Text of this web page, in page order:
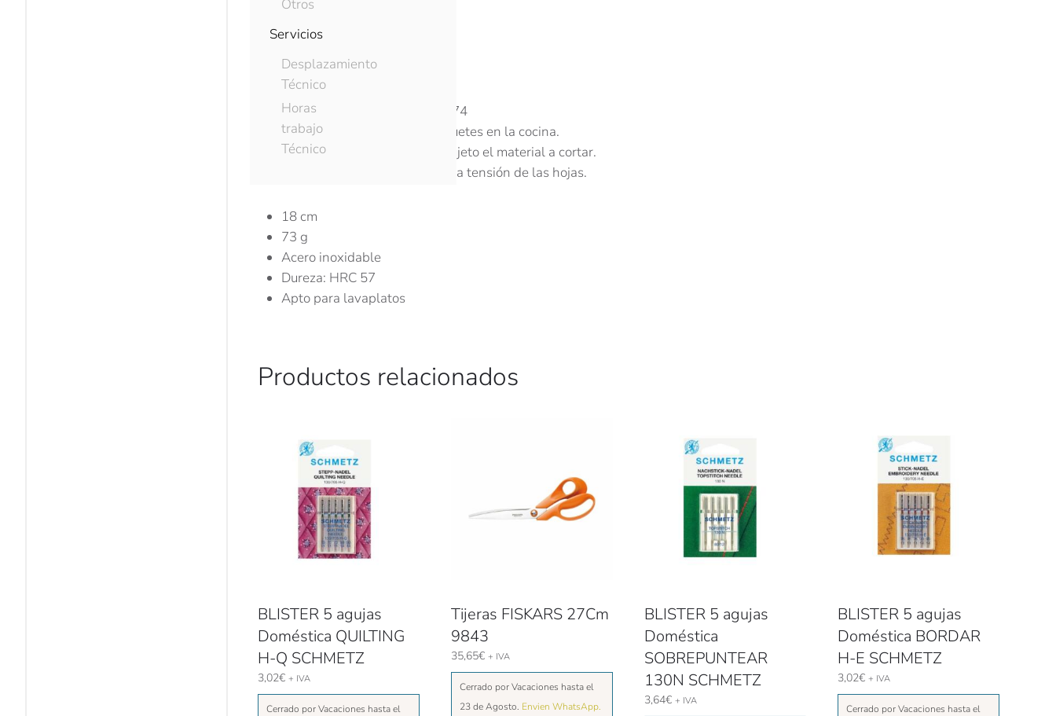
Otros
Servicios
Desplazamiento
Técnico
Horas
trabajo
Técnico
Descripción
Tijeras FISKARS 18Cm Cocina 9874
Para cortar alimentos y abrir paquetes en la cocina.
Las hojas aserradas mantienen sujeto el material a cortar.
Tornillo pivotante para modificar la tensión de las hojas.
18 cm
73 g
Acero inoxidable
Dureza: HRC 57
Apto para lavaplatos
Productos relacionados
BLISTER 5 agujas
Doméstica QUILTING
H-Q SCHMETZ
3,02€ + IVA
Cerrado por Vacaciones hasta el
Tijeras FISKARS 27Cm
9843
35,65€ + IVA
Cerrado por Vacaciones hasta el
23 de Agosto. Envien WhatsApp.
BLISTER 5 agujas
Doméstica
SOBREPUNTEAR
130N SCHMETZ
3,64€ + IVA
BLISTER 5 agujas
Doméstica BORDAR
H-E SCHMETZ
3,02€ + IVA
Cerrado por Vacaciones hasta el